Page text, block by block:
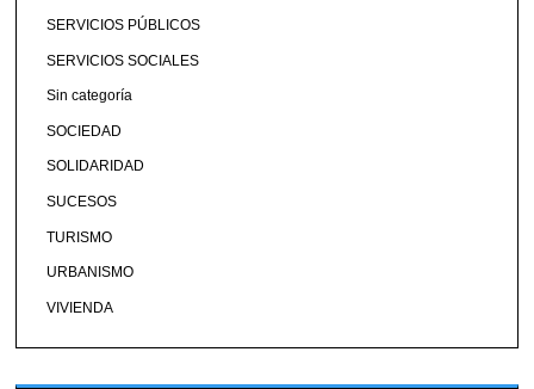
SERVICIOS PÚBLICOS
SERVICIOS SOCIALES
Sin categoría
SOCIEDAD
SOLIDARIDAD
SUCESOS
TURISMO
URBANISMO
VIVIENDA